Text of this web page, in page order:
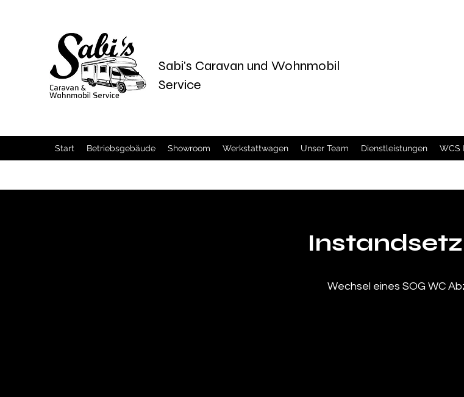
Sabi's Caravan und Wohnmobil
Service
Start Betriebsgebäude Showroom Werkstattwagen Unser Team Dienstleistungen WCS
Wechsel eines SOG WC